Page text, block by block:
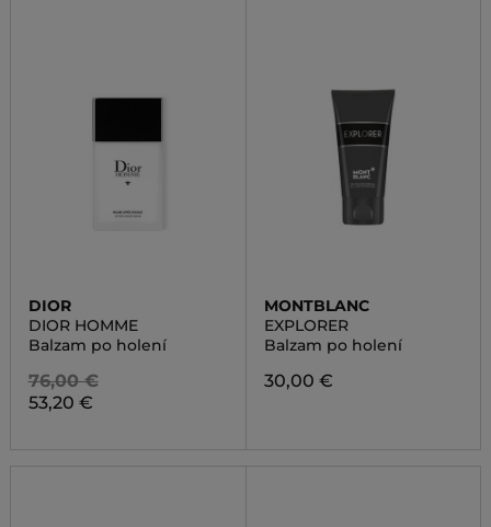
DIOR
DIOR HOMME
Balzam po holení
76,00 €
53,20 €
MONTBLANC
EXPLORER
Balzam po holení
30,00 €